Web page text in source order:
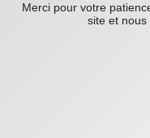
Merci pour votre
site et nous